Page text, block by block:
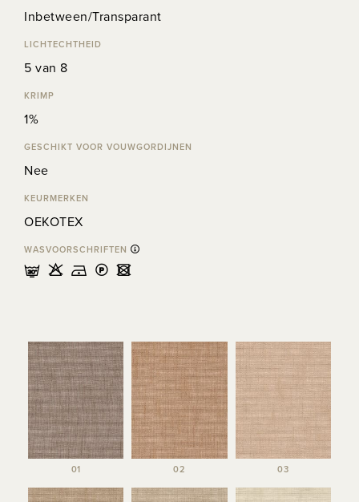
Inbetween/Transparant
LICHTECHTHEID
5 van 8
KRIMP
1%
GESCHIKT VOOR VOUWGORDIJNEN
Nee
KEURMERKEN
OEKOTEX
WASVOORSCHRIFTEN
mHDLU
01 02 03